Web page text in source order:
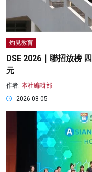
灼見教育
DSE 2026｜聯招放榜
元
作者: 本社編輯部
2026-08-05